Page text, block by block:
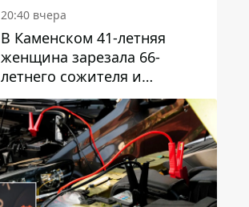
20:40 вчера
В Каменском 41-летняя
женщина зарезала 66-
летнего сожителя и
пыталась обмануть
полицейских